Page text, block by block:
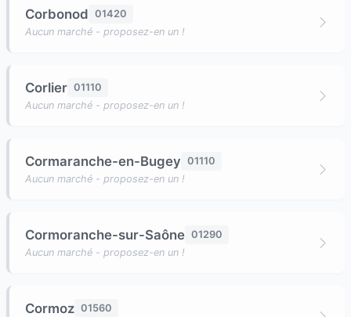
Corbonod 01420
Aucun marché - proposez-en un !
Corlier 01110
Aucun marché - proposez-en un !
Cormaranche-en-Bugey 01110
Aucun marché - proposez-en un !
Cormoranche-sur-Saône 01290
Aucun marché - proposez-en un !
Cormoz 01560